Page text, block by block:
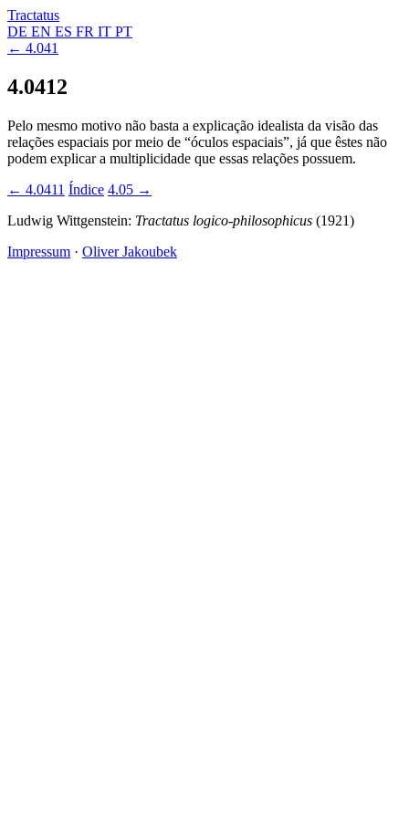
Tractatus
DE EN ES FR IT PT
← 4.041
4.0412
Pelo mesmo motivo não basta a explicação idealista da visão das
relações espaciais por meio de “óculos espaciais”, já que êstes não
podem explicar a multiplicidade que essas relações possuem.
← 4.0411 Índice 4.05 →
Ludwig Wittgenstein: Tractatus logico-philosophicus (1921)
Impressum · Oliver Jakoubek